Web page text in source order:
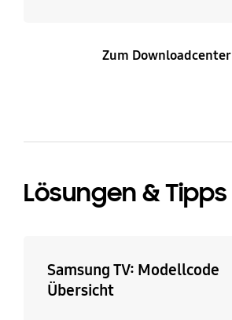
Zum Downloadcenter
Lösungen & Tipps
Samsung TV: Modellcode
Übersicht